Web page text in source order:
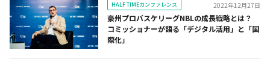
HALF TIMEカンファレンス 2022年12月27日
豪州プロバスケリーグNBLの成長戦略とは？
コミッショナーが語る「デジタル活用」と「国
際化」